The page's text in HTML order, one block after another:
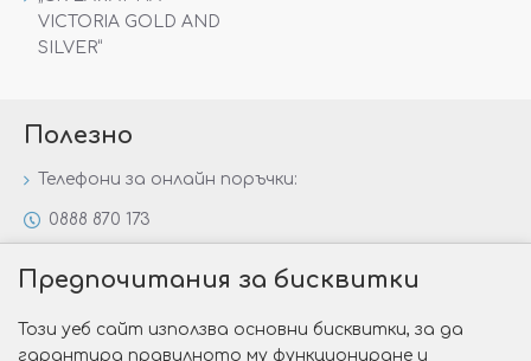
VICTORIA GOLD AND
SILVER“
Полезно
Телефони за онлайн поръчки:
0888 870 173
Специални предложения
Предпочитания за бисквитки
Този уеб сайт използва основни бисквитки, за да
гарантира правилното му функциониране и